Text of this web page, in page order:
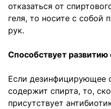
отказаться от
геля, то носите с собой
рук.
Способствует развитию
Если дезинфицирующее
содержит спирта, то,
присутствует